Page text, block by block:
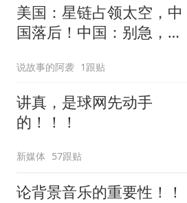
美国：星链占领太空，中
国落后！中国：别急，我
说故事的阿袭 1跟贴
讲真，是球网先动手
的！！！
新媒体 57跟贴
论背景音乐的重要性！！